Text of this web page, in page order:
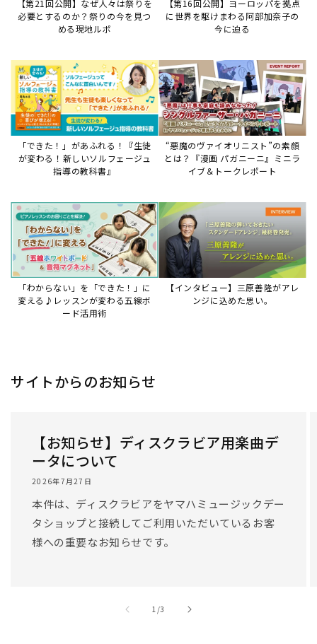
【第21回公開】なぜ人々は祭りを
必要とするのか？祭りの今を見つ
める現地ルポ
【第16回公開】ヨーロッパを拠点
に世界を駆けまわる阿部加奈子の
今に迫る
「できた！」があふれる！『生徒
が変わる！新しいソルフェージュ
指導の教科書』
“悪魔のヴァイオリニスト”の素顔
とは？『漫画 パガニーニ』ミニラ
イブ＆トークレポート
「わからない」を「できた！」に
変える♪レッスンが変わる五線ボ
ード活用術
【インタビュー】三原善隆がアレ
ンジに込めた思い。
サイトからのお知らせ
【お知らせ】ディスクラビア用楽曲デ
ータについて
2026年7月27日
本件は、ディスクラビアをヤマハミュージックデー
タショップと接続してご利用いただいているお客
様への重要なお知らせです。
1 //3